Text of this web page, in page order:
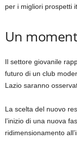
per i migliori prospetti
Un
Il settore giovanile
futuro di un club
Lazio saranno
La scelta del nuovo
l’inizio di una nuova
ridimensionamento